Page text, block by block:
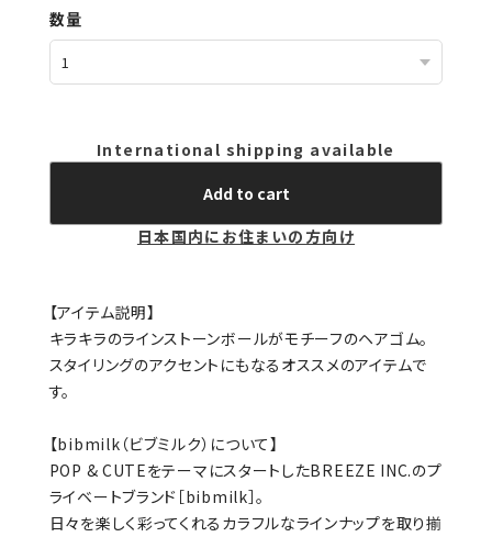
数量
International shipping available
Add to cart
日本国内にお住まいの方向け
【アイテム説明】
キラキラのラインストーンボールがモチーフのヘアゴム。
スタイリングのアクセントにもなるオススメのアイテムで
す。
【bibmilk（ビブミルク）について】
POP & CUTEをテーマにスタートしたBREEZE INC.のプ
ライベートブランド［bibmilk］。
日々を楽しく彩ってくれるカラフルなラインナップを取り揃